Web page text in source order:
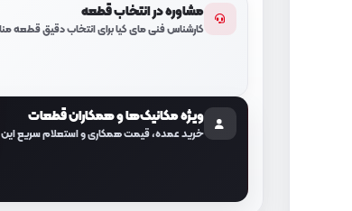
مشاوره در انتخاب قطعه
کارشناس فنی مای کیا برای انتخاب دقیق
ویژه مکانیک‌ها و همکاران قطعات
خرید عمده، قیمت همکاری و استعلام سریع